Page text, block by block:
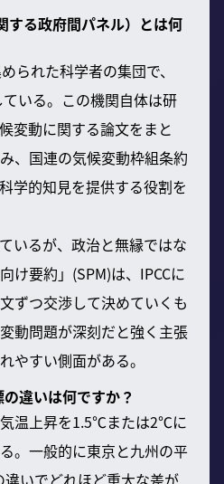
する政府間パネル）とは何
られた科学者の集団で、
いる。この機関自体は研
変動に関する論文をまと
、国連の気候変動枠組条約
学的知見を提供する役割を
いるが、政治と無縁ではな
け要約」(SPM)は、IPCCに
ずつ交渉して決めていくも
動問題が深刻だと強く主張
やすい側面がある。
違いは何ですか？
温上昇を1.5℃または2℃に
。一般的に東京と九州の平